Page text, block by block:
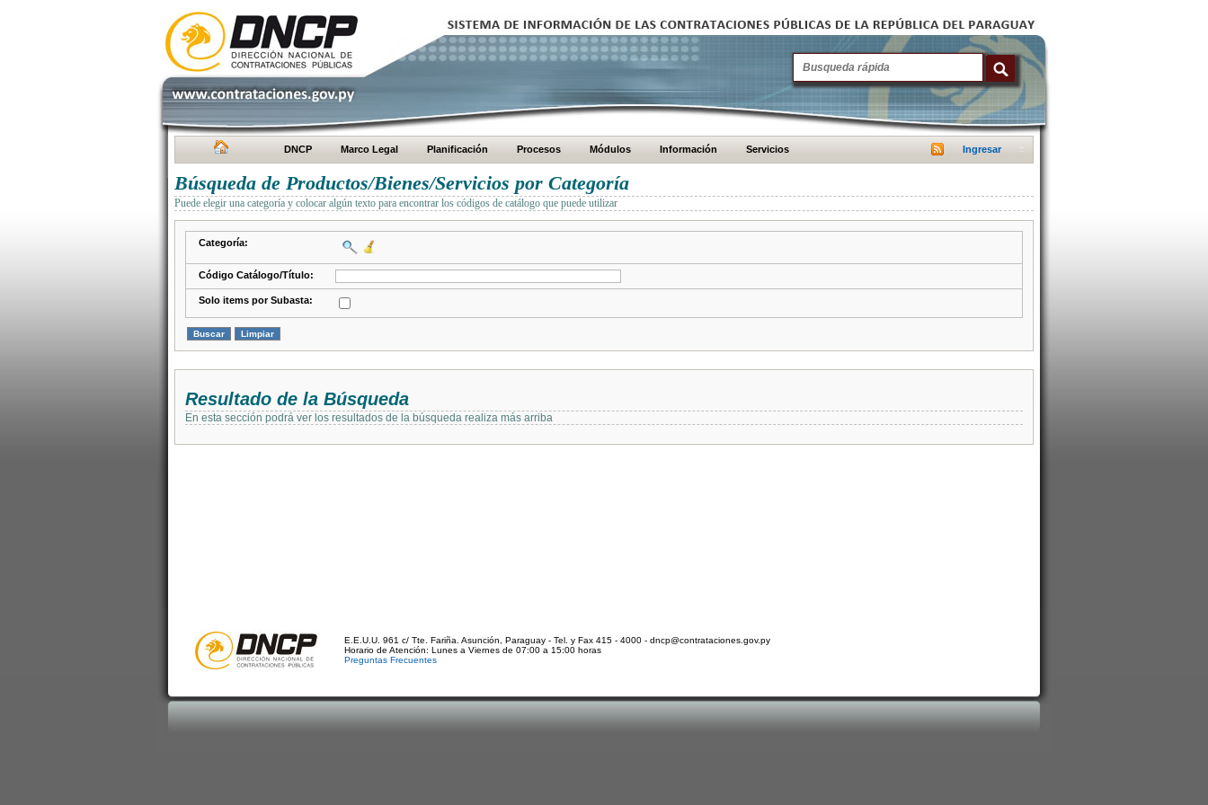
DNCP Marco Legal Planificación Procesos Módulos Información Servicios Ingresar
Búsqueda de Productos/Bienes/Servicios por Categoría
Puede elegir una categoría y colocar algún texto para encontrar los códigos de catálogo que puede utilizar
Categoría:
Código Catálogo/Título:
Solo items por Subasta:
Resultado de la Búsqueda
En esta sección podrá ver los resultados de la búsqueda realiza más arriba
E.E.U.U. 961 c/ Tte. Fariña. Asunción, Paraguay - Tel. y Fax 415 - 4000 - dncp@contrataciones.gov.py
Horario de Atención: Lunes a Viernes de 07:00 a 15:00 horas
Preguntas Frecuentes